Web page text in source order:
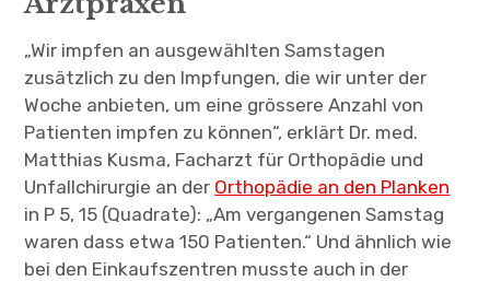
„Wir impfen an ausgewählten Samstagen
zusätzlich zu den Impfungen, die wir unter der
Woche anbieten, um eine grössere Anzahl von
Patienten impfen zu können“, erklärt Dr. med.
Matthias Kusma, Facharzt für Orthopädie und
Unfallchirurgie an der Orthopädie an den Planken
in P 5, 15 (Quadrate): „Am vergangenen Samstag
waren dass etwa 150 Patienten.“ Und ähnlich wie
bei den Einkaufszentren musste auch in der